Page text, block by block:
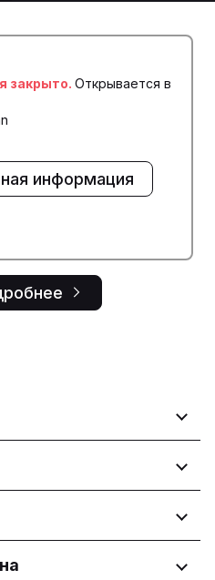
закрыто. Открывается в
информация